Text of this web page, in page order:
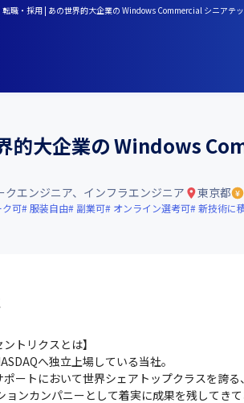
職・採用 | あの世界的大企業の Windows Commercial シニアテ
的大企業の Windows
クエンジニア、インフラエンジニア 東京都
ク可 服装自由 副業可 オンライン選考可 新技術に
ントリクスとは】
へ独立上場している当社。
ートにおいて世界シェアトップクラスを誇る
ョンカンパニーとして着実に成果を残してきて